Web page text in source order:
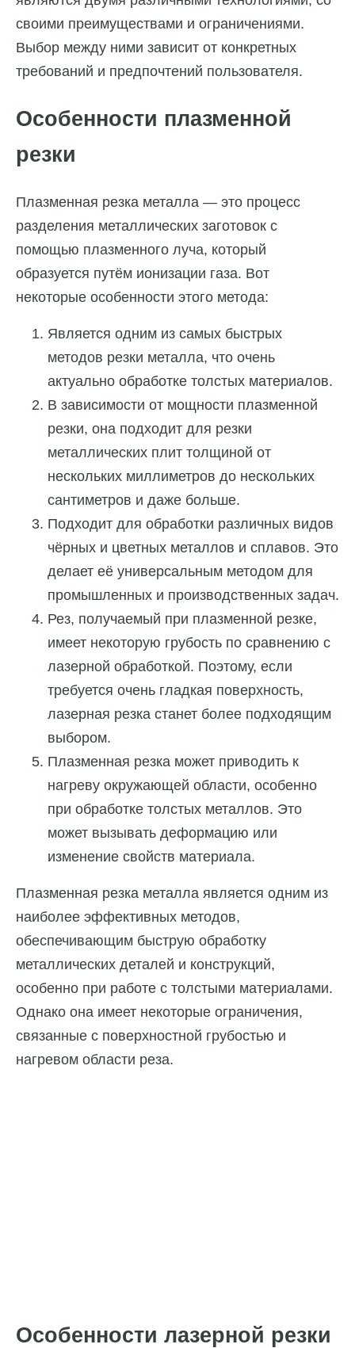
своими преимуществами и ограничениями.
Выбор между ними зависит от конкретных
требований и предпочтений пользователя.
Особенности плазменной
резки
Плазменная резка металла — это процесс
разделения металлических заготовок с
помощью плазменного луча, который
образуется путём ионизации газа. Вот
некоторые особенности этого метода:
Является одним из самых быстрых
методов резки металла, что очень
актуально обработке толстых материалов.
В зависимости от мощности плазменной
резки, она подходит для резки
металлических плит толщиной от
нескольких миллиметров до нескольких
сантиметров и даже больше.
Подходит для обработки различных видов
чёрных и цветных металлов и сплавов. Это
делает её универсальным методом для
промышленных и производственных задач.
Рез, получаемый при плазменной резке,
имеет некоторую грубость по сравнению с
лазерной обработкой. Поэтому, если
требуется очень гладкая поверхность,
лазерная резка станет более подходящим
выбором.
Плазменная резка может приводить к
нагреву окружающей области, особенно
при обработке толстых металлов. Это
может вызывать деформацию или
изменение свойств материала.
Плазменная резка металла является одним из
наиболее эффективных методов,
обеспечивающим быструю обработку
металлических деталей и конструкций,
особенно при работе с толстыми материалами.
Однако она имеет некоторые ограничения,
связанные с поверхностной грубостью и
нагревом области реза.
Особенности лазерной резки